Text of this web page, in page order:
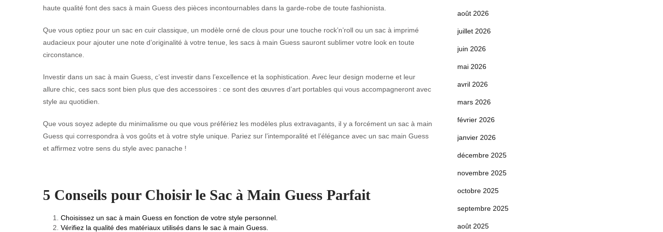
haute qualité font des sacs à main Guess des pièces incontournables dans la garde-robe de toute fashionista.
Que vous optiez pour un sac en cuir classique, un modèle orné de clous pour une touche rock’n’roll ou un sac à imprimé
audacieux pour ajouter une note d’originalité à votre tenue, les sacs à main Guess sauront sublimer votre look en toute
circonstance.
Investir dans un sac à main Guess, c’est investir dans l’excellence et la sophistication. Avec leur design moderne et leur
allure chic, ces sacs sont bien plus que des accessoires : ce sont des œuvres d’art portables qui vous accompagneront avec
style au quotidien.
Que vous soyez adepte du minimalisme ou que vous préfériez les modèles plus extravagants, il y a forcément un sac à main
Guess qui correspondra à vos goûts et à votre style unique. Pariez sur l’intemporalité et l’élégance avec un sac main Guess
et affirmez votre sens du style avec panache !
5 Conseils pour Choisir le Sac à Main Guess Parfait
Choisissez un sac à main Guess en fonction de votre style personnel.
Vérifiez la qualité des matériaux utilisés dans le sac à main Guess.
août 2026
juillet 2026
juin 2026
mai 2026
avril 2026
mars 2026
février 2026
janvier 2026
décembre 2025
novembre 2025
octobre 2025
septembre 2025
août 2025